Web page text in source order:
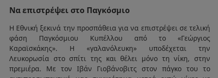
Να επιστρέψει στο Παγκόσμιο
Η Εθνική ξεκινά την προσπάθεια για να επιστρέψει σε τελική
φάση Παγκόσμιου Κυπέλλου από το «Γεώργιος
Καραϊσκάκης». Η «γαλανόλευκη» υποδέχεται την
Λευκορωσία στο σπίτι της και θέλει μόνο τη νίκη, στην
πρεμιέρα. Με τον Ιβάν Γιοβάνοβιτς στον πάγκο του το